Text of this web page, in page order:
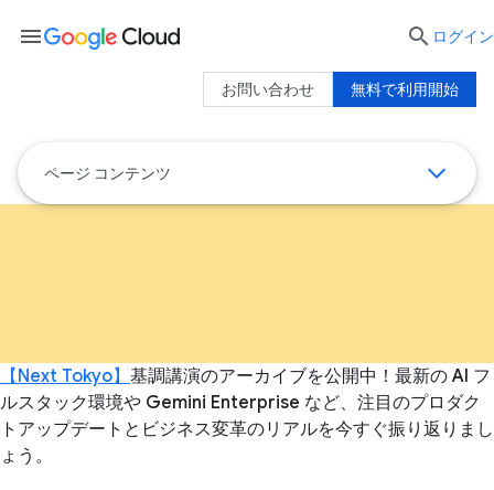
ページ コンテンツ
【Next Tokyo】 基調講演のアーカイブを公開中！最新の AI フ
ルスタック環境や Gemini Enterprise など、注目のプロダク
トアップデートとビジネス変革のリアルを今すぐ振り返りまし
ょう。
menu  ログイン
無料で利用開始
お問い合わせ